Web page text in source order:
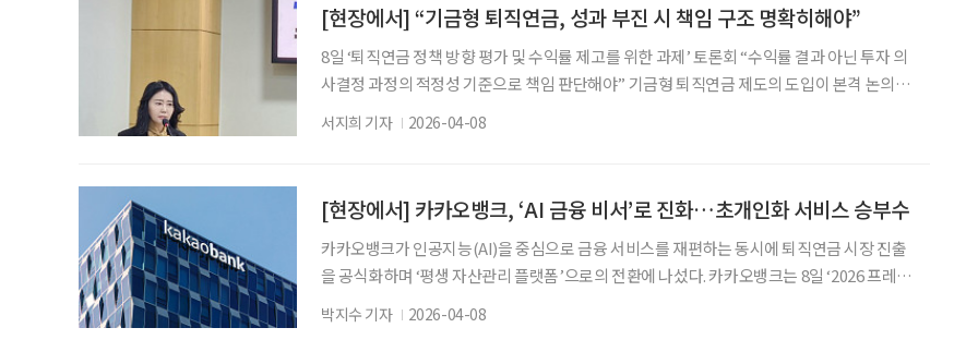
[현장에서] “기금형 퇴직연금, 성과 부진 시 책임 구조 명확히해야”
8일 ‘퇴직연금 정책 방향 평가 및 수익률 제고를 위한 과제’ 토론회 “수익률 결과 아닌 투자 의
사결정 과정의 적정성 기준으로 책임 판단해야” 기금형 퇴직연금 제도의 도입이 본격 논의되
는 가운데 책임 구조를 명확히 해야 한다는 제언이 나왔다. 수익률 개선이나 제도 도입을 넘어
투자 의사결정 과정에서의 책임을 어떻게 규정하느냐가 제도 신뢰와 직결된다는 지적이다.
서지희 기자 2026-04-08
[현장에서] 카카오뱅크, ‘AI 금융 비서’로 진화…초개인화 서비스 승부수
카카오뱅크가 인공지능(AI)을 중심으로 금융 서비스를 재편하는 동시에 퇴직연금 시장 진출
을 공식화하며 ‘평생 자산관리 플랫폼’으로의 전환에 나섰다. 카카오뱅크는 8일 ‘2026 프레스
톡’을 열고 ‘AI 네이티브 뱅크’ 전략을 공개했다. 윤호영 카카오뱅크 대표는 “AI 기반 금융 비서
를 통해 고객 경험을 근본적으로 바꾸고, 글로벌 시장에서도 새로운 금융 모델을 만들겠
박지수 기자 2026-04-08